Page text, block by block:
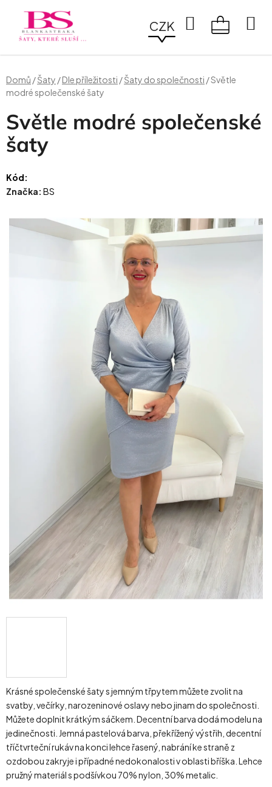
obsah
CZK
Hledat
Domů /Šaty /Dle příležitosti /Šaty do společnosti /Světle
modré společenské šaty
Krásné společenské šaty s jemným třpytem můžete zvolit na
svatby, večírky, narozeninové oslavy nebo jinam do společnosti.
Můžete doplnit krátkým sáčkem. Decentní barva dodá modelu na
jedinečnosti. Jemná pastelová barva, překřížený výstřih, decentní
tříčtvrteční rukáv na konci lehce řasený, nabrání ke straně z
ozdobou zakryje i případné nedokonalosti v oblasti bříška. Lehce
pružný materiál s podšívkou 70% nylon, 30% metalic.
Světle modré společenské
šaty
Kód:
Značka: BS